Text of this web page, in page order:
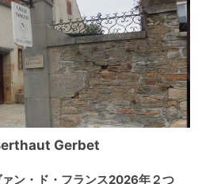
Gerbet
ン・ド・フランス2026年２つ